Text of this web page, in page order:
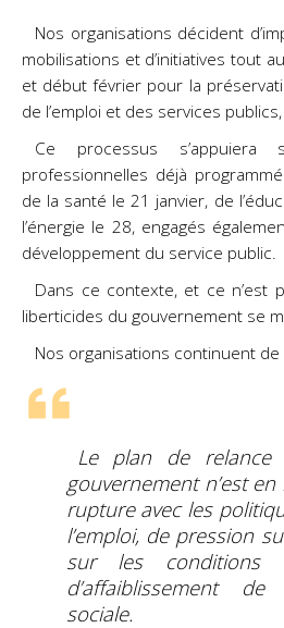
Nos organisations décident
mobilisations et d’initiatives tout
et début février pour la
de l’emploi et des services
Ce processus s’appuiera
professionnelles déjà
de la santé le 21 janvier, de
l’énergie le 28, engagés
développement du service public.
Dans ce contexte, et ce n’est
liberticides du gouvernement se
Nos organisations continuent
Le plan de
gouvernement n’est
rupture avec les
l’emploi, de pression
sur les conditions
d’affaiblissement
sociale.